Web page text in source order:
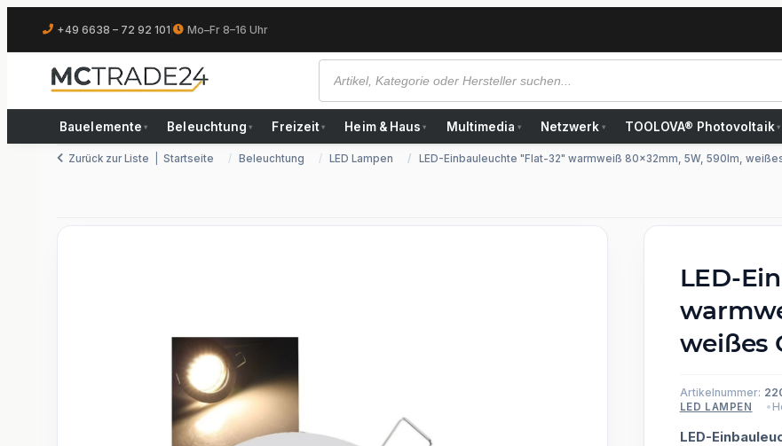
+49 6638 – 72 92 101 Mo–Fr 8–16 Uhr
Bauelemente ▾ Beleuchtung ▾ Freizeit ▾ Heim & Haus ▾ Multimedia ▾ Netzwerk ▾ TOOLOVA® Photovoltaik ▾
Zurück zur Liste Startseite Beleuchtung LED Lampen LED-Einbauleuchte "Flat-32" warmweiß 80x32mm, 5W, 590lm,
LED-
weißes
Artikelnummer:
LED LAMPEN
LED-